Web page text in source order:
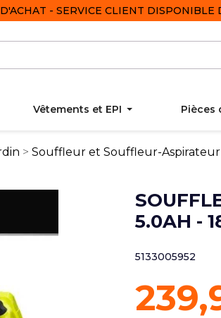
- SERVICE CLIENT
Vêtements et EPI Pièces
Souffleur et Souffleur-Aspirateur
5.0AH -
5133005952